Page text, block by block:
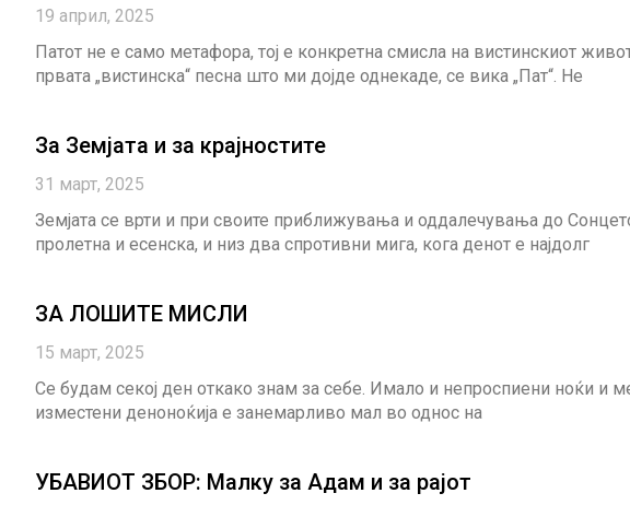
19 април, 2025
Патот не е само метафора, тој е конкретна смисла на вистинскиот
првата „вистинска“ песна што ми дојде однекаде, се вика „Пат“. Не
За Земјата и за крајностите
31 март, 2025
Земјата се врти и при своите приближувања и оддалечувања до
пролетна и есенска, и низ два спротивни мига, кога денот е најдолг
ЗА ЛОШИТЕ МИСЛИ
15 март, 2025
Се будам секој ден откако знам за себе. Имало и непроспиени ноќи и
изместени деноноќија е занемарливо мал во однос на
УБАВИОТ ЗБОР: Малку за Адам и за рајот